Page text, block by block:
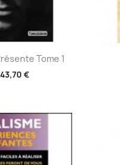
rapideTome 1
43,70 €